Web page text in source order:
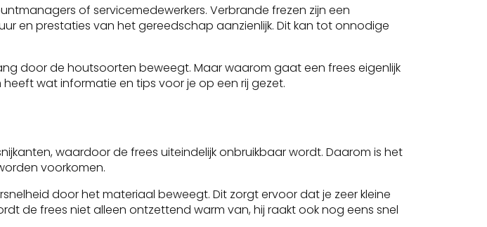
of servicemedewerkers. Verbrande frezen zijn een
en prestaties van het gereedschap aanzienlijk. Dit kan tot onnodige
door de houtsoorten beweegt. Maar waarom gaat een frees eigenlijk
wat informatie en tips voor je op een rij gezet.
waardoor de frees uiteindelijk onbruikbaar wordt. Daarom is het
voorkomen.
door het materiaal beweegt. Dit zorgt ervoor dat je zeer kleine
de frees niet alleen ontzettend warm van, hij raakt ook nog eens snel